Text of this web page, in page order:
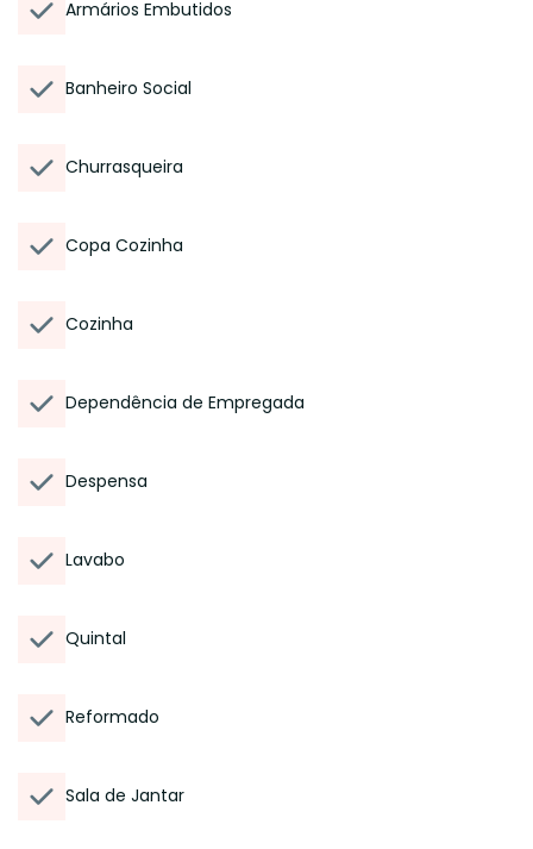
Armários Embutidos
Banheiro Social
Churrasqueira
Copa Cozinha
Cozinha
Dependência de Empregada
Despensa
Lavabo
Quintal
Reformado
Sala de Jantar